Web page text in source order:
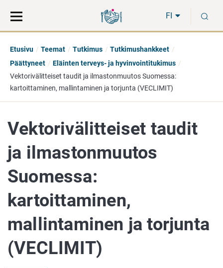
suoraan
sisältöön
koko
sivuston
FI
Etusivu Teemat Tutkimus
Tutkimushankkeet
Päättyneet
Eläinten terveys- ja hyvinvointitukimus
Vektorivälitteiset taudit ja ilmastonmuutos Suomessa:
kartoittaminen, mallintaminen ja torjunta (VECLIMIT)
Vektorivälitteiset taudit
ja ilmastonmuutos
Suomessa:
kartoittaminen,
mallintaminen ja torjunta
(VECLIMIT)